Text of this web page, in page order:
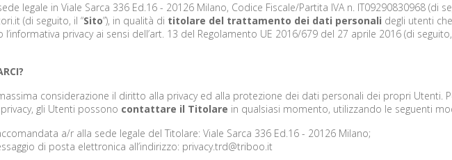
legale in Viale Sarca 336 Ed.16 - 20126 Milano, Codice Fiscale/Partita IVA n. IT09290830968 (di
(di seguito, il “Sito”), in qualità di titolare del trattamento dei dati personali degli utenti
privacy ai sensi dell’art. 13 del Regolamento UE 2016/679 del 27 aprile 2016 (di seguito,
considerazione il diritto alla privacy ed alla protezione dei dati personali dei propri Utenti.
gli Utenti possono contattare il Titolare in qualsiasi momento, utilizzando le seguenti
a/r alla sede legale del Titolare: Viale Sarca 336 Ed.16 - 20126 Milano;
di posta elettronica all’indirizzo: privacy.trd@triboo.it